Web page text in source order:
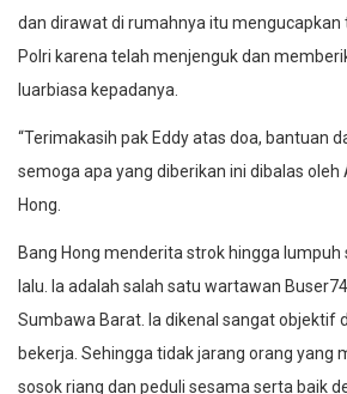
dan dirawat di rumahnya itu mengucapkan
Polri karena telah menjenguk dan
luarbiasa kepadanya.
“Terimakasih pak Eddy atas doa, bantuan
semoga apa yang diberikan ini dibalas oleh
Hong.
Bang Hong menderita strok hingga lumpuh
lalu. Ia adalah salah satu wartawan
Sumbawa Barat. Ia dikenal sangat objektif
bekerja. Sehingga tidak jarang orang yang
sosok riang dan peduli sesama serta baik